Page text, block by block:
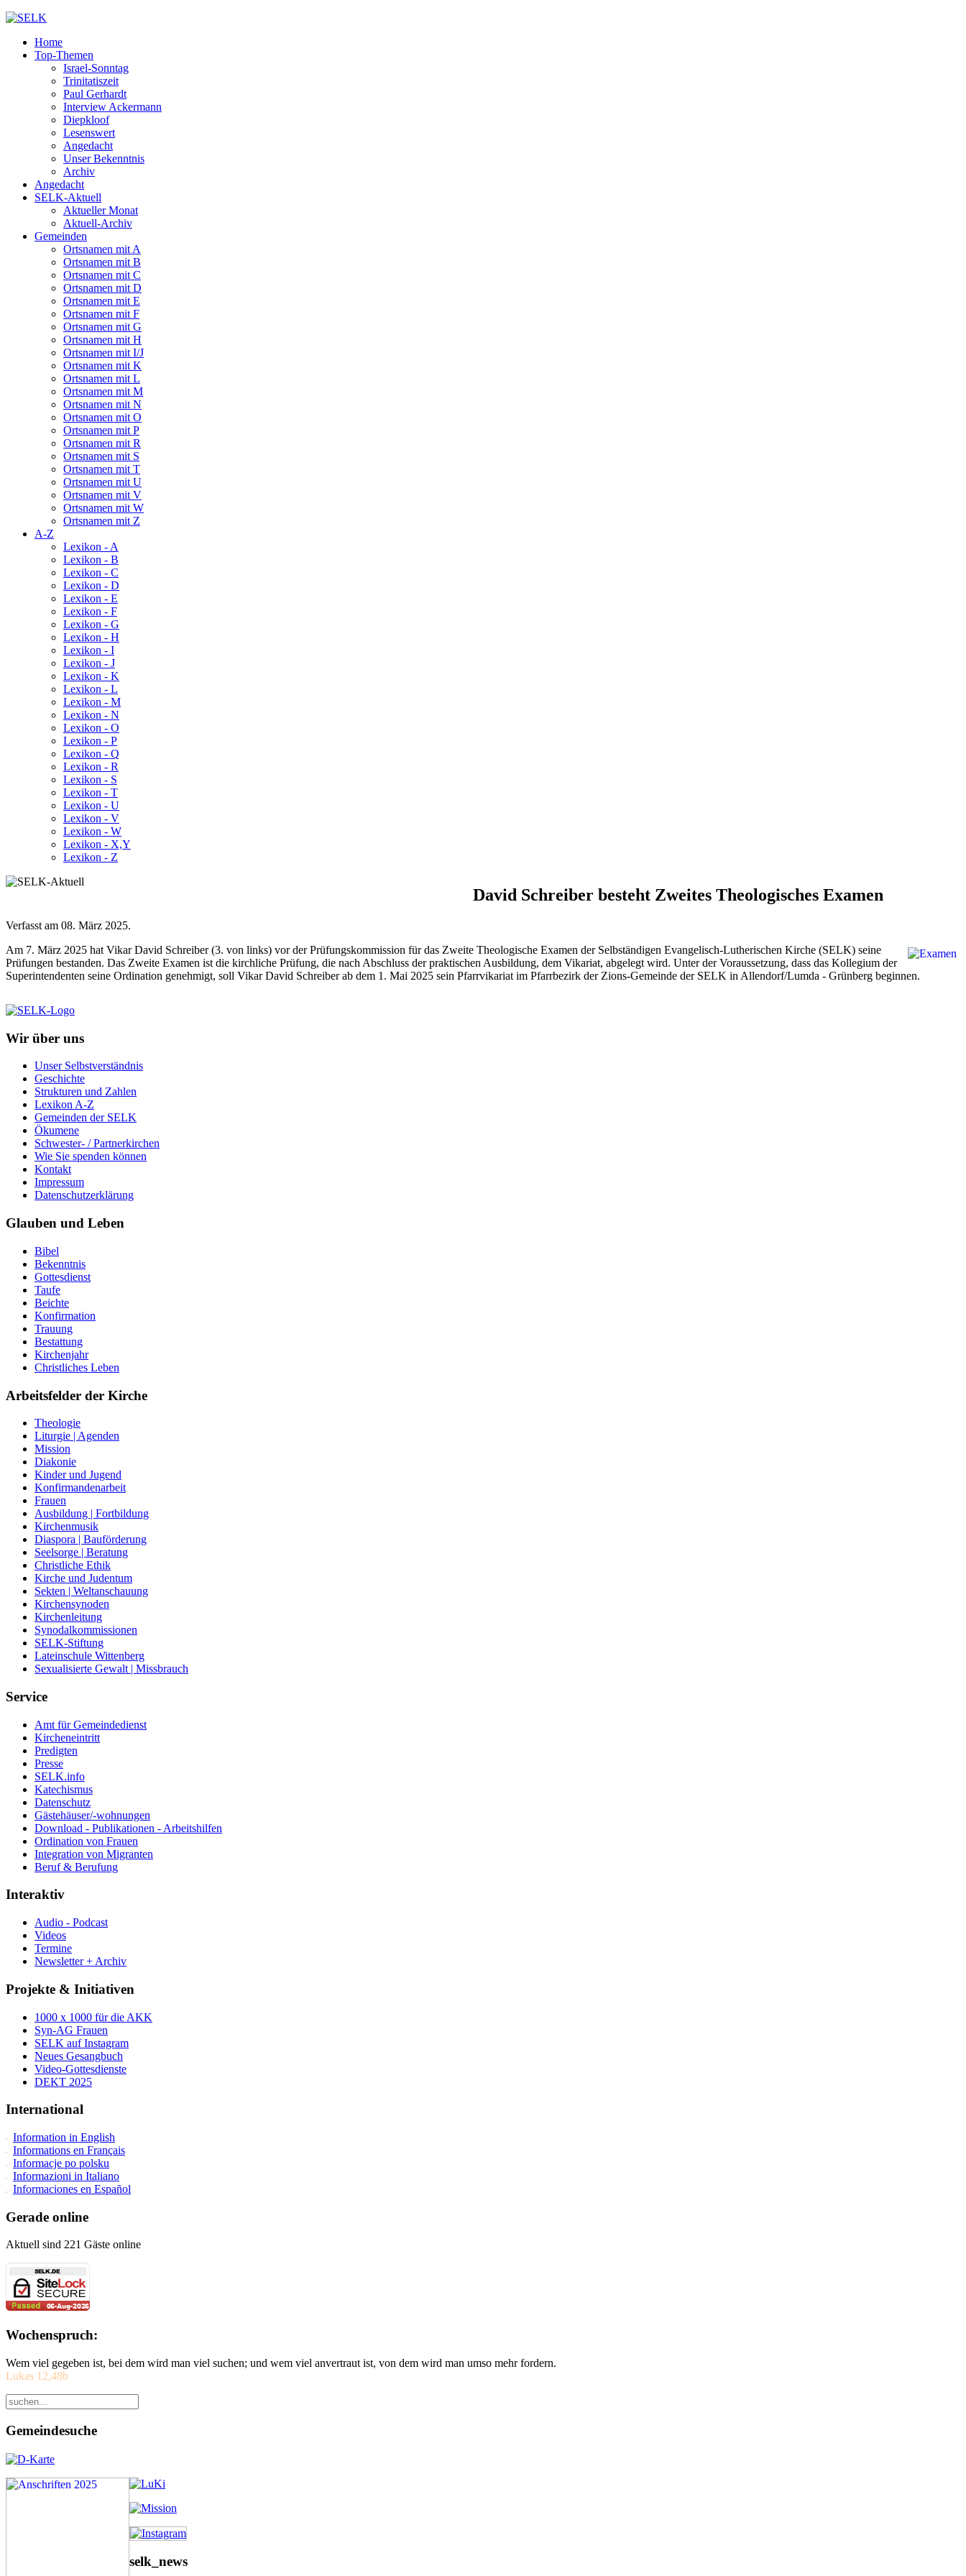
Home
Top-Themen
Israel-Sonntag
Trinitatiszeit
Paul Gerhardt
Interview Ackermann
Diepkloof
Lesenswert
Angedacht
Unser Bekenntnis
Archiv
Angedacht
SELK-Aktuell
Aktueller Monat
Aktuell-Archiv
Gemeinden
Ortsnamen mit A
Ortsnamen mit B
Ortsnamen mit C
Ortsnamen mit D
Ortsnamen mit E
Ortsnamen mit F
Ortsnamen mit G
Ortsnamen mit H
Ortsnamen mit I/J
Ortsnamen mit K
Ortsnamen mit L
Ortsnamen mit M
Ortsnamen mit N
Ortsnamen mit O
Ortsnamen mit P
Ortsnamen mit R
Ortsnamen mit S
Ortsnamen mit T
Ortsnamen mit U
Ortsnamen mit V
Ortsnamen mit W
Ortsnamen mit Z
A-Z
Lexikon - A
Lexikon - B
Lexikon - C
Lexikon - D
Lexikon - E
Lexikon - F
Lexikon - G
Lexikon - H
Lexikon - I
Lexikon - J
Lexikon - K
Lexikon - L
Lexikon - M
Lexikon - N
Lexikon - O
Lexikon - P
Lexikon - Q
Lexikon - R
Lexikon - S
Lexikon - T
Lexikon - U
Lexikon - V
Lexikon - W
Lexikon - X,Y
Lexikon - Z
David Schreiber besteht Zweites Theologisches Examen
Verfasst am 08. März 2025.
Am 7. März 2025 hat Vikar David Schreiber (3. von links) vor der Prüfungskommission für das Zweite Theologische Examen der Selbständigen Evangelisch-Lutherischen Kirche (SELK) seine
Prüfungen bestanden. Das Zweite Examen ist die kirchliche Prüfung, die nach Abschluss der praktischen Ausbildung, dem Vikariat, abgelegt wird. Unter der Voraussetzung, dass das Kollegium der
Superintendenten seine Ordination genehmigt, soll Vikar David Schreiber ab dem 1. Mai 2025 sein Pfarrvikariat im Pfarrbezirk der Zions-Gemeinde der SELK in Allendorf/Lumda - Grünberg beginnen.
Wir über uns
Unser Selbstverständnis
Geschichte
Strukturen und Zahlen
Lexikon A-Z
Gemeinden der SELK
Ökumene
Schwester- / Partnerkirchen
Wie Sie spenden können
Kontakt
Impressum
Datenschutzerklärung
Glauben und Leben
Bibel
Bekenntnis
Gottesdienst
Taufe
Beichte
Konfirmation
Trauung
Bestattung
Kirchenjahr
Christliches Leben
Arbeitsfelder der Kirche
Theologie
Liturgie | Agenden
Mission
Diakonie
Kinder und Jugend
Konfirmandenarbeit
Frauen
Ausbildung | Fortbildung
Kirchenmusik
Diaspora | Bauförderung
Seelsorge | Beratung
Christliche Ethik
Kirche und Judentum
Sekten | Weltanschauung
Kirchensynoden
Kirchenleitung
Synodalkommissionen
SELK-Stiftung
Lateinschule Wittenberg
Sexualisierte Gewalt | Missbrauch
Service
Amt für Gemeindedienst
Kircheneintritt
Predigten
Presse
SELK.info
Katechismus
Datenschutz
Gästehäuser/-wohnungen
Download - Publikationen - Arbeitshilfen
Ordination von Frauen
Integration von Migranten
Beruf & Berufung
Interaktiv
Audio - Podcast
Videos
Termine
Newsletter + Archiv
Projekte & Initiativen
1000 x 1000 für die AKK
Syn-AG Frauen
SELK auf Instagram
Neues Gesangbuch
Video-Gottesdienste
DEKT 2025
International
Information in English
Informations en Français
Informacje po polsku
Informazioni in Italiano
Informaciones en Español
Gerade online
Aktuell sind 221 Gäste online
Wochenspruch:
Wem viel gegeben ist, bei dem wird man viel suchen; und wem viel anvertraut ist, von dem wird man umso mehr fordern.
Lukas 12,48b
Gemeindesuche
selk_news